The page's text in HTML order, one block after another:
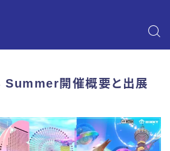
開催概要と出展